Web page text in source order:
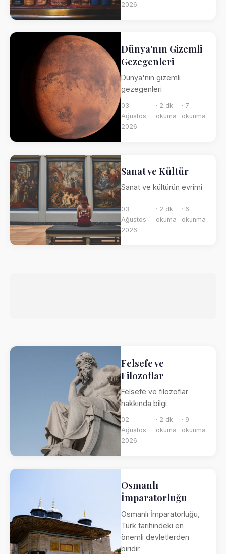
2026
Dünya'nın Gizemli
Gezegenleri
Dünya'nın gizemli
gezegenleri
03
Ağustos
2026
· 2 dk
okuma
· 7
okunma
Sanat ve Kültür
Sanat ve kültürün evrimi
03
Ağustos
2026
· 2 dk
okuma
· 6
okunma
Felsefe ve
Filozoflar
Felsefe ve filozoflar
hakkında bilgi
02
Ağustos
2026
· 2 dk
okuma
· 9
okunma
Osmanlı
İmparatorluğu
Osmanlı İmparatorluğu,
Türk tarihindeki en
önemli devletlerden
biridir.